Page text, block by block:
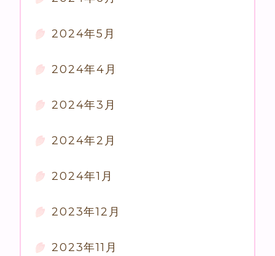
2024年5月
2024年4月
2024年3月
2024年2月
2024年1月
2023年12月
2023年11月